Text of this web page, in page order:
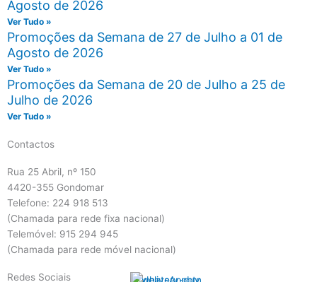
Agosto de 2026
Ver Tudo »
Promoções da Semana de 27 de Julho a 01 de
Agosto de 2026
Ver Tudo »
Promoções da Semana de 20 de Julho a 25 de
Julho de 2026
Ver Tudo »
Contactos
Rua 25 Abril, nº 150
4420-355 Gondomar
Telefone: 224 918 513
(Chamada para rede fixa nacional)
Telemóvel: 915 294 945
(Chamada para rede móvel nacional)
Redes Sociais